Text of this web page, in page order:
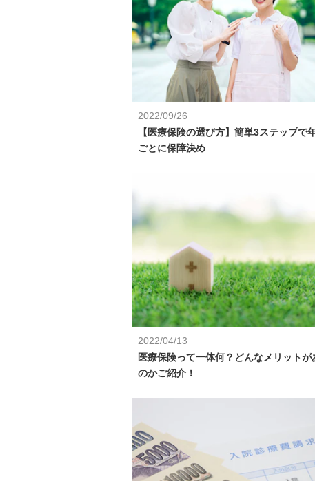
2022/09/26
【医療保険の選び方】簡単3ステップで
ごとに保障決め
2022/04/13
医療保険って一体何？どんなメリットが
のかご紹介！